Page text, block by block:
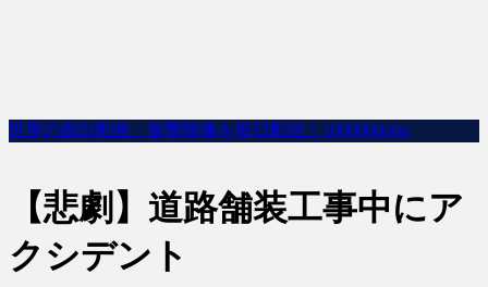
世界の面白動画・衝撃映像を毎日配信｜100000dobu
【悲劇】道路舗装工事中にア
クシデント